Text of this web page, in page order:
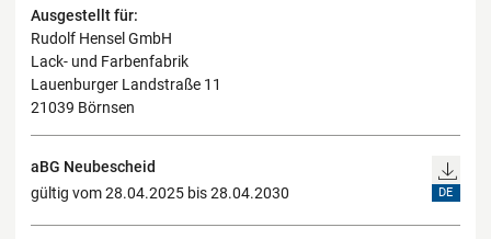
Ausgestellt für:
Rudolf Hensel GmbH
Lack- und Farbenfabrik
Lauenburger Landstraße 11
21039 Börnsen
aBG Neubescheid
gültig vom 28.04.2025 bis 28.04.2030
DE